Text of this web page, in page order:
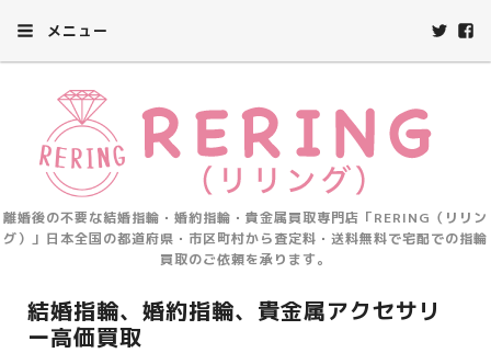
メニュー
離婚後の不要な結婚指輪・婚約指輪・貴金属買取専門店「RERING（リリン
グ）」日本全国の都道府県・市区町村から査定料・送料無料で宅配での指輪
買取のご依頼を承ります。
結婚指輪、婚約指輪、貴金属アクセサリ
ー高価買取